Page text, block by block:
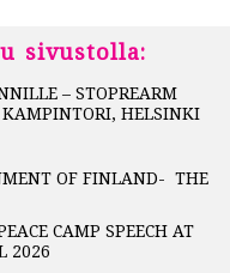
sivustolla:
– STOPREARM
KAMPINTORI, HELSINKI
OF FINLAND- THE
CAMP SPEECH AT
2026